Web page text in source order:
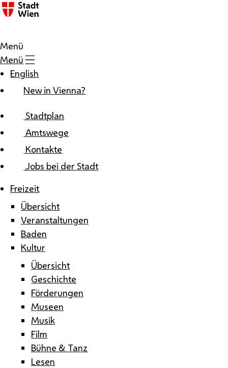
Zum Inhalt
Menü
Menü
English
New in Vienna?
Stadtplan
Amtswege
Kontakte
Jobs bei der Stadt
Freizeit
Übersicht
Veranstaltungen
Baden
Kultur
Übersicht
Geschichte
Förderungen
Museen
Musik
Film
Bühne & Tanz
Lesen